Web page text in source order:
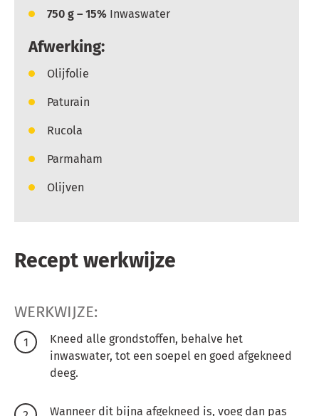
750 g – 15% Inwaswater
Afwerking:
Olijfolie
Paturain
Rucola
Parmaham
Olijven
Recept werkwijze
WERKWIJZE:
Kneed alle grondstoffen, behalve het
inwaswater, tot een soepel en goed afgekneed
deeg.
Wanneer dit bijna afgekneed is, voeg dan pas